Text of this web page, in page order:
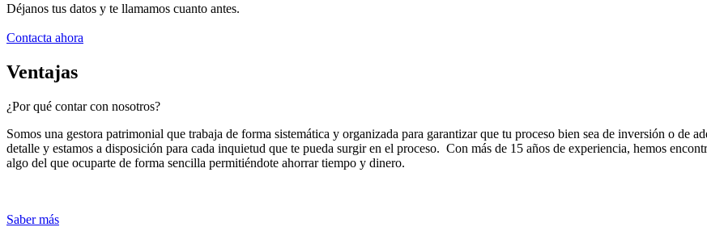
Déjanos tus datos y te llamamos cuanto antes.
Contacta ahora
Ventajas
¿Por qué contar con nosotros?
Somos una gestora patrimonial que trabaja de forma sistemática y organizada para garantizar que tu proceso bien sea de inversión o de
detalle y estamos a disposición para cada inquietud que te pueda surgir en el proceso. Con más de 15 años de experiencia, hemos
algo del que ocuparte de forma sencilla permitiéndote ahorrar tiempo y dinero.
Saber más